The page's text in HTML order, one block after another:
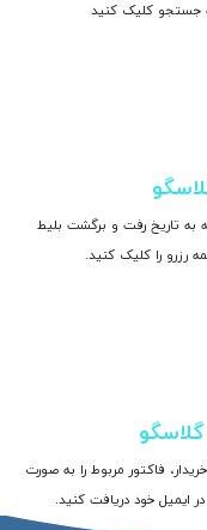
جستجو کلیک کنید
به تاریخ رفت و برگشت بلیط
رزرو را کلیک کنید.
فاکتور مربوط را به صورت
ایمیل خود دریافت کنید.